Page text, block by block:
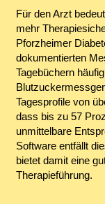
Für den Arzt
mehr
Pforzheimer
dokumentierten
Tagebüchern
Tagesprofile von
dass bis zu 57
unmittelbare
Software entfällt
bietet damit eine
Therapieführung.